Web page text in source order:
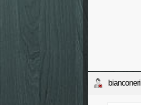
bianconeri